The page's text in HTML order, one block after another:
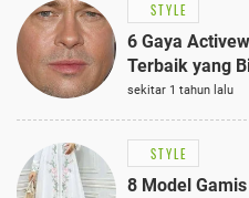
STYLE
6 Gaya
Terbaik yang
sekitar 1 tahun lalu
STYLE
8 Model